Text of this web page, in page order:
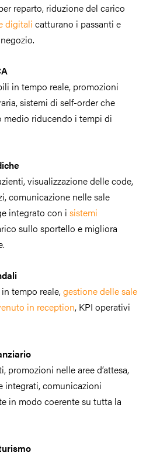
reparto, riduzione del carico
digitali catturano i passanti e
in tempo reale, promozioni
sistemi di self-order che
riducendo i tempi di
visualizzazione delle code,
comunicazione nelle sale
integrato con i sistemi
sullo sportello e migliora
tempo reale,gestione delle sale
in reception, KPI operativi
promozioni nelle aree d’attesa,
integrati, comunicazioni
in modo coerente su tutta la